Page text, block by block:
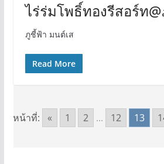
ไร่ร่มโพธิ์ทองรีสอร์ท
ภูชี้ฟ้า มนต์เส
Read More
หน้าที่: « 1 2 ... 12 13